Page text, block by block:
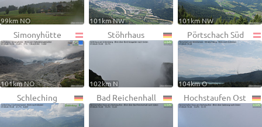
99km NO 101km NW 101km NW
Simonyhütte
101km NO
Stöhrhaus
102km N
Pörtschach Süd
104km O
Schleching Bad Reichenhall Hochstaufen Ost